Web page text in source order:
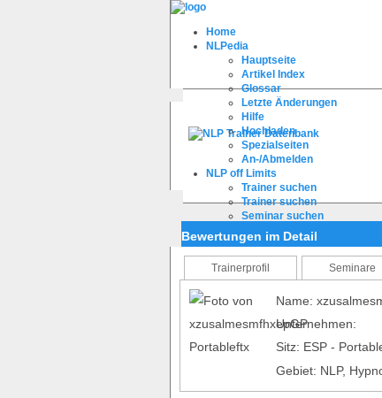
Home
NLPedia
Hauptseite
Artikel Index
Glossar
Letzte Änderungen
Hilfe
Hochladen
Spezialseiten
An-/Abmelden
NLP off Limits
Trainer suchen
Trainer suchen
Seminar suchen
Trainer bewerten
Registrieren
FAQ
Bewertungen im Detail
Trainerprofil Seminare
Name:
Unternehmen:
Sitz: ESP -
Gebiet: NLP,